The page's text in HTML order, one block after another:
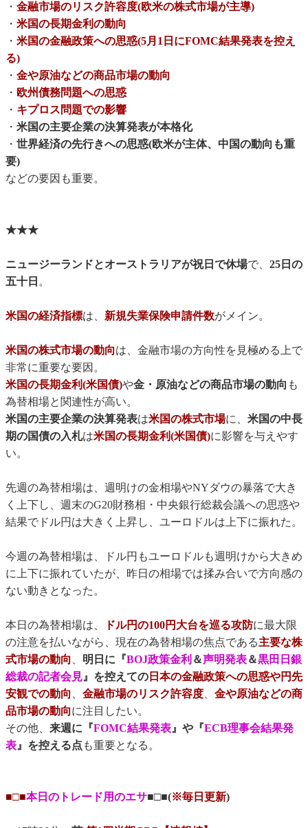
・ 金融市場のリスク許容度(欧米の株式市場が主導)
・ 米国の長期金利の動向
・ 米国の金融政策への思惑(5月1日にFOMC結果発表を控え
る)
・ 金や原油などの商品市場の動向
・ 欧州債務問題への思惑
・ キプロス問題での影響
・ 米国の主要企業の決算発表が本格化
・ 世界経済の先行きへの思惑(欧米が主体、中国の動向も重
要)
などの要因も重要。
★★★
ニュージーランドとオーストラリアが祝日で休場で、 25日の
五十日 。
米国の経済指標は、 新規失業保険申請件数がメイン。
米国の株式市場の動向は、金融市場の方向性を見極める上で
非常に重要な要因。
米国の長期金利(米国債)や金・原油などの商品市場の動向 も
為替相場と関連性が高い。
米国の主要企業の決算発表は米国の株式市場に、 米国の中長
期の国債の入札は米国の長期金利(米国債)に影響を与えやす
い。
先週の為替相場は、週明けの金相場やNYダウの暴落で大き
く上下し、週末のG20財務相・中央銀行総裁会議への思惑や
結果でドル円は大きく上昇し、ユーロドルは上下に振れた。
今週の為替相場は、ドル円もユーロドルも週明けから大きめ
に上下に振れていたが、昨日の相場では揉み合いで方向感の
ない動きとなった。
本日の為替相場は、 ドル円の100円大台を巡る攻防に最大限
の注意を払いながら、現在の為替相場の焦点である主要な株
式市場の動向 、 明日に『BOJ政策金利 ＆声明発表＆黒田日銀
総裁の記者会見』を控えての 日本の金融政策への思惑や円先
安観での動向 、 金融市場のリスク許容度、 金や原油などの商
品市場の動向に注目したい。
その他、 来週に『FOMC結果発表』や『ECB理事会結果発
表』を控える点 も重要となる。
■□■本日のトレード用のエサ■□■(※毎日更新)